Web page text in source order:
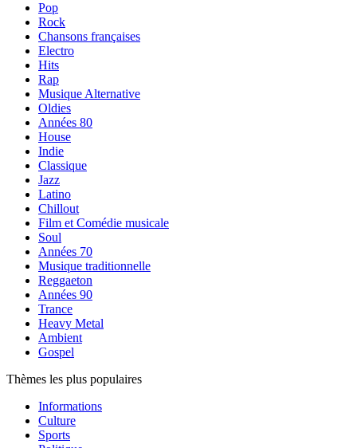
Pop
Rock
Chansons françaises
Electro
Hits
Rap
Musique Alternative
Oldies
Années 80
House
Indie
Classique
Jazz
Latino
Chillout
Film et Comédie musicale
Soul
Années 70
Musique traditionnelle
Reggaeton
Années 90
Trance
Heavy Metal
Ambient
Gospel
Thèmes les plus populaires
Informations
Culture
Sports